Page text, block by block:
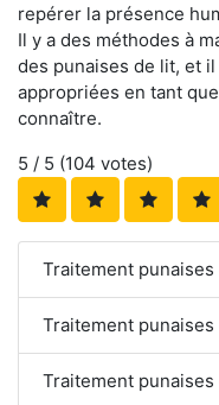
repérer la présence
Il y a des méthodes à
des punaises de lit, et
appropriées en tant
connaître.
5 / 5 (104 votes)
Traitement
Traitement
Traitement